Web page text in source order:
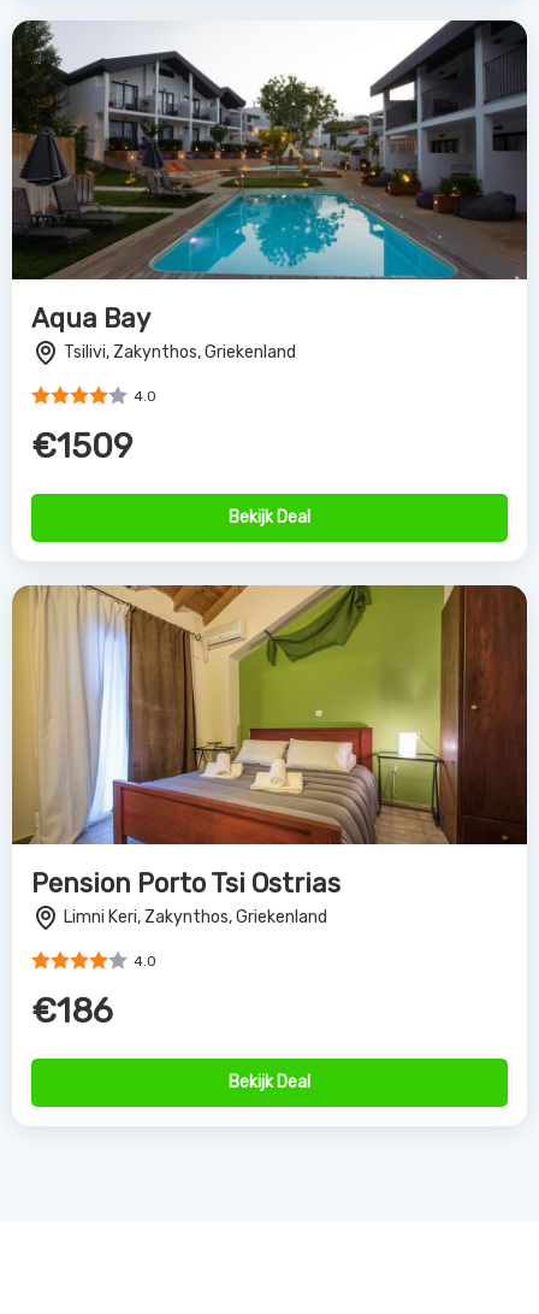
Aqua Bay
Tsilivi, Zakynthos, Griekenland
4.0
€1509
Bekijk Deal
Pension Porto Tsi Ostrias
Limni Keri, Zakynthos, Griekenland
4.0
€186
Bekijk Deal